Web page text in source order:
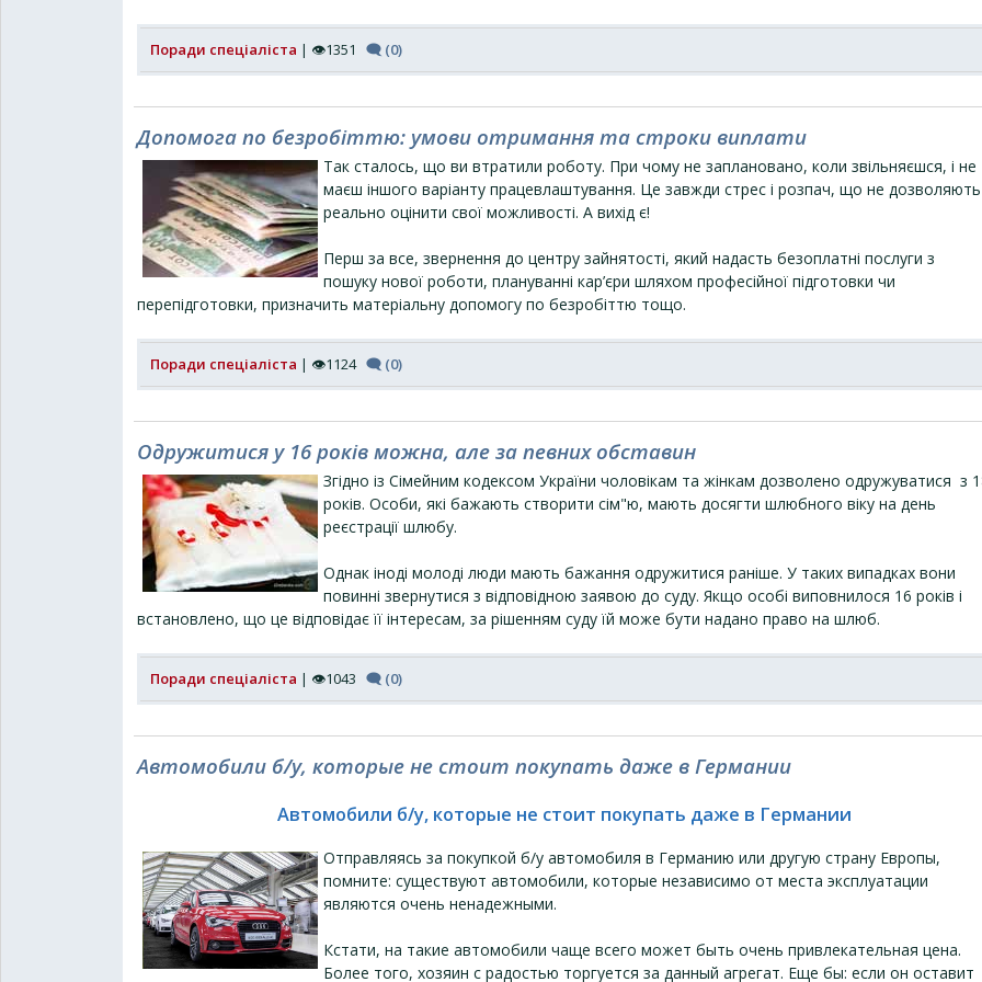
Поради спеціаліста | 👁1351 🗨 (0)
Допомога по безробіттю: умови отримання та строки виплати
Так сталось, що ви втратили роботу. При чому не заплановано, коли звільняєшся, і не
маєш іншого варіанту працевлаштування. Це завжди стрес і розпач, що не дозволяють
реально оцінити свої можливості. А вихід є!
Перш за все, звернення до центру зайнятості, який надасть безоплатні послуги з
пошуку нової роботи, плануванні кар’єри шляхом професійної підготовки чи
перепідготовки, призначить матеріальну допомогу по безробіттю тощо.
Поради спеціаліста | 👁1124 🗨 (0)
Одружитися у 16 років можна, але за певних обставин
Згідно із Сімейним кодексом України чоловікам та жінкам дозволено одружуватися з
років. Особи, які бажають створити сім"ю, мають досягти шлюбного віку на день
реєстрації шлюбу.
Однак іноді молоді люди мають бажання одружитися раніше. У таких випадках вони
повинні звернутися з відповідною заявою до суду. Якщо особі виповнилося 16 років і
встановлено, що це відповідає її інтересам, за рішенням суду їй може бути надано право на шлюб.
Поради спеціаліста | 👁1043 🗨 (0)
Автомобили б/у, которые не стоит покупать даже в Германии
Автомобили б/у, которые не стоит покупать даже в Германии
Отправляясь за покупкой б/у автомобиля в Германию или другую страну Европы,
помните: существуют автомобили, которые независимо от места эксплуатации
являются очень ненадежными.
Кстати, на такие автомобили чаще всего может быть очень привлекательная цена.
Более того, хозяин с радостью торгуется за данный агрегат. Еще бы: если он оставит